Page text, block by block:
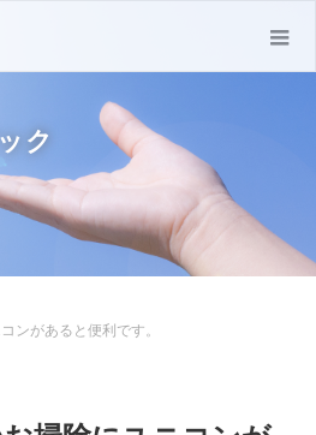
ク
ンがあると便利です。